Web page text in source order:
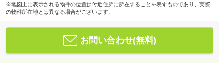
※地図上に表示される物件の位置は付近住所に所在することを表すものであり、実際
の物件所在地とは異なる場合がございます。
お問い合わせ(無料)